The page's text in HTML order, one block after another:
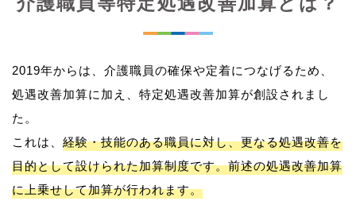
2019年からは、介護職員の確保や定着につなげるため、
処遇改善加算に加え、特定処遇改善加算が創設されまし
た。
これは、 経験・技能のある職員に対し、更なる処遇改善を
目的として設けられた加算制度です。前述の処遇改善加算
に上乗せして加算が行われます。